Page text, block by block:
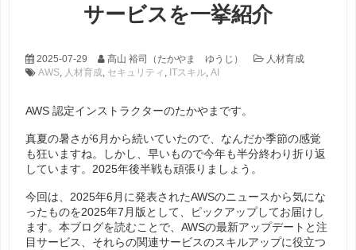
サービスを一挙紹介
2025-07-29 髙山 裕司（たかやま ゆうじ）
人材育成
AWS, 人材育成, セキュリティ , ITスキル, AI
AWS 認定インストラクターのたかやまです。
真夏の暑さが6月から続いていたので、なんだか季節の感覚
も狂いますね。しかし、早いもので今年も半分終わり折り返
しています。2025年後半戦も頑張りましょう。
今回は、2025年6月に発表されたAWSのニュースから気にな
ったものを2025年7月版として、ピックアップしてお届けし
ます。本ブログを読むことで、AWSの最新アップデートと注
目サービス、それらの関連サービスのスキルアップに役立つ